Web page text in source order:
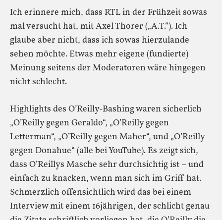
Ich erinnere mich, dass RTL in der Frühzeit sowas
mal versucht hat, mit Axel Thorer („A.T.“). Ich
glaube aber nicht, dass ich sowas hierzulande
sehen möchte. Etwas mehr eigene (fundierte)
Meinung seitens der Moderatoren wäre hingegen
nicht schlecht.
Highlights des O’Reilly-Bashing waren sicherlich
„O’Reilly gegen Geraldo“, „O’Reilly gegen
Letterman“, „O’Reilly gegen Maher“, und „O’Reilly
gegen Donahue“ (alle bei YouTube). Es zeigt sich,
dass O’Reillys Masche sehr durchsichtig ist – und
einfach zu knacken, wenn man sich im Griff hat.
Schmerzlich offensichtlich wird das bei einem
Interview mit einem 16jährigen, der schlicht genau